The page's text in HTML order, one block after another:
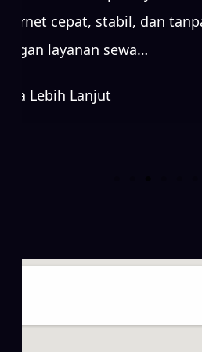
cepat, stabil, dan
layanan sewa…
Lebih Lanjut